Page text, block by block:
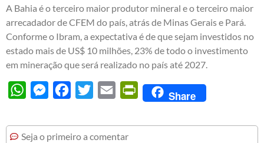
A Bahia é o terceiro maior produtor mineral e o terceiro maior
arrecadador de CFEM do país, atrás de Minas Gerais e Pará.
Conforme o Ibram, a expectativa é de que sejam investidos no
estado mais de US$ 10 milhões, 23% de todo o investimento
em mineração que será realizado no país até 2027.
WhatsAppMessengerFacebook
Twitter Email PrintFriendly
Share
Seja o primeiro a comentar